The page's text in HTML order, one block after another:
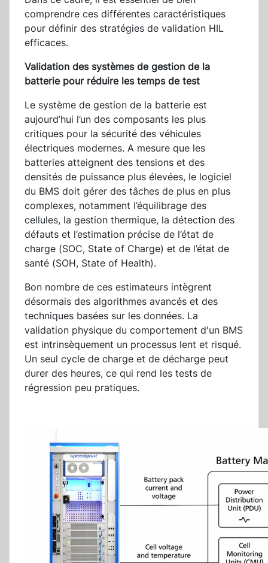
comprendre ces différentes caractéristiques
pour définir des stratégies de validation HIL
efficaces.
Validation des systèmes de gestion de la
batterie pour réduire les temps de test
Le système de gestion de la batterie est
aujourd’hui l’un des composants les plus
critiques pour la sécurité des véhicules
électriques modernes. A mesure que les
batteries atteignent des tensions et des
densités de puissance plus élevées, le logiciel
du BMS doit gérer des tâches de plus en plus
complexes, notamment l’équilibrage des
cellules, la gestion thermique, la détection des
défauts et l’estimation précise de l’état de
charge (SOC, State of Charge) et de l’état de
santé (SOH, State of Health).
Bon nombre de ces estimateurs intègrent
désormais des algorithmes avancés et des
techniques basées sur les données. La
validation physique du comportement d'un BMS
est intrinsèquement un processus lent et risqué.
Un seul cycle de charge et de décharge peut
durer des heures, ce qui rend les tests de
régression peu pratiques.